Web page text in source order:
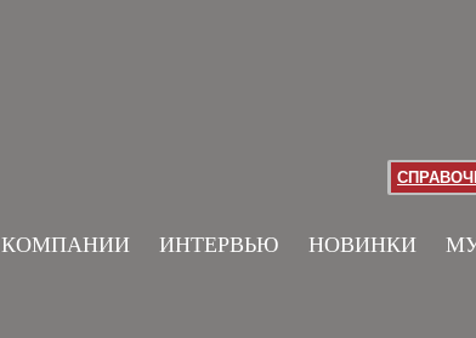
КОМПАНИИ ИНТЕРВЬЮ НОВИНКИ